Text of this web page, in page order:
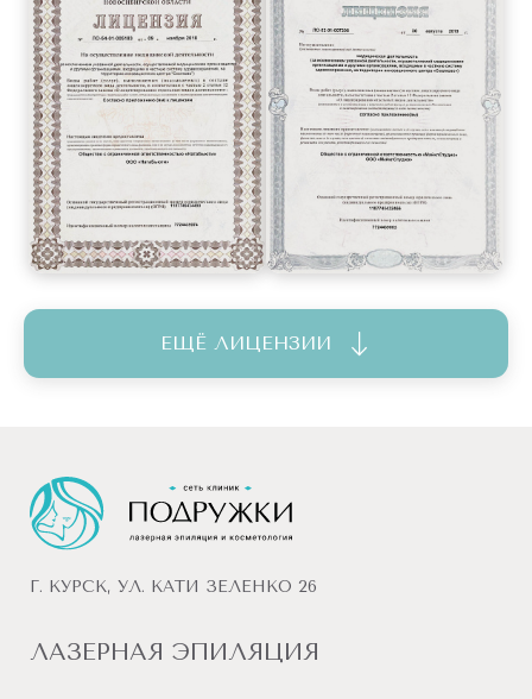
ЕЩЁ ЛИЦЕНЗИИ
Г. КУРСК, УЛ. КАТИ ЗЕЛЕНКО 26
ЛАЗЕРНАЯ ЭПИЛЯЦИЯ